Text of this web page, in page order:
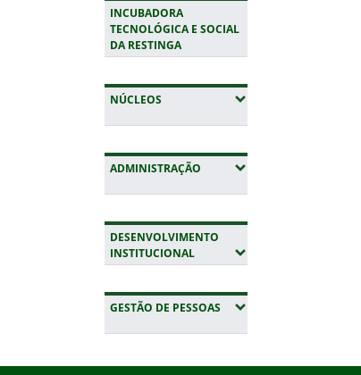
INCUBADORA
TECNOLÓGICA E SOCIAL
DA RESTINGA
NÚCLEOS (EXPANDIR SUBMENUS)
ADMINISTRAÇÃO (EXPANDIR SUBMENUS)
DESENVOLVIMENTO
INSTITUCIONAL(EXPANDIR SUBMENUS)
GESTÃO DE PESSOAS (EXPANDIR SUBMENUS)